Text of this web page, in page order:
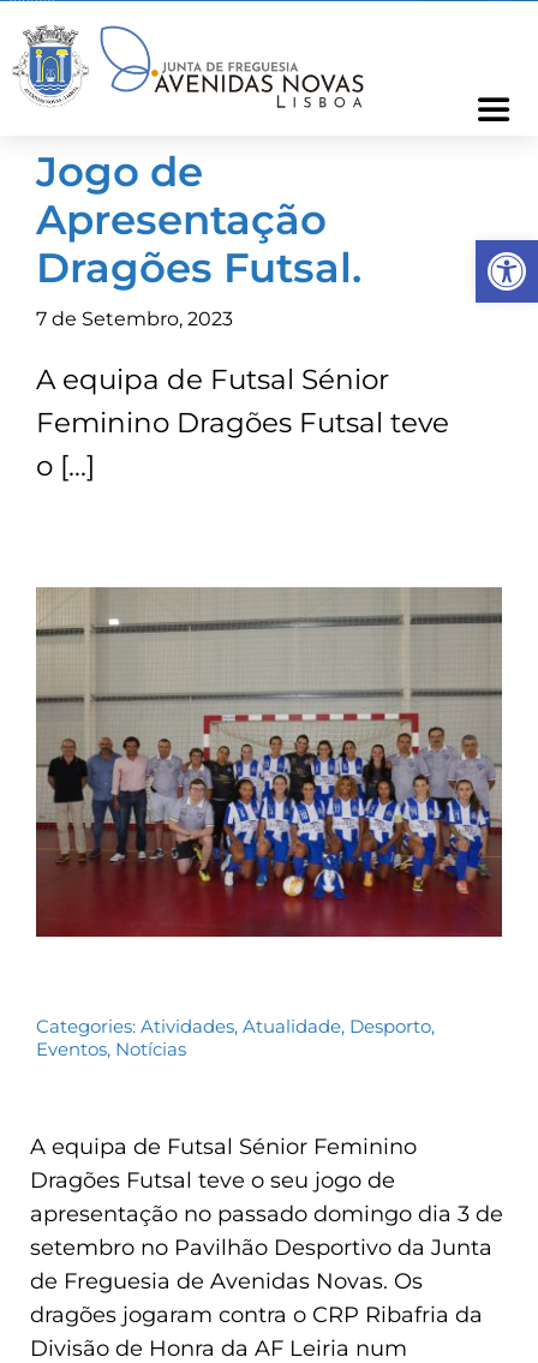
content
Freguesia
Cartão Freguês
Informações
Notícias
TRANSPARÊNCIA
Jogo de
Apresentação
Dragões Futsal.
7 de Setembro, 2023
A equipa de Futsal Sénior
Feminino Dragões Futsal teve
o […]
Categories: Atividades, Atualidade, Desporto,
Eventos, Notícias
A equipa de Futsal Sénior Feminino
Dragões Futsal teve o seu jogo de
apresentação no passado domingo dia 3 de
setembro no Pavilhão Desportivo da Junta
de Freguesia de Avenidas Novas. Os
dragões jogaram contra o CRP Ribafria da
Divisão de Honra da AF Leiria num